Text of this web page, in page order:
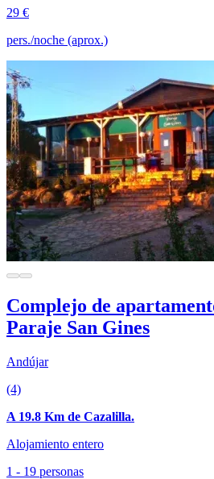
29 €
pers./noche (aprox.)
Complejo de
Paraje San Gines
Andújar
(4)
A 19.8 Km de Cazalilla.
Alojamiento entero
1 - 19 personas